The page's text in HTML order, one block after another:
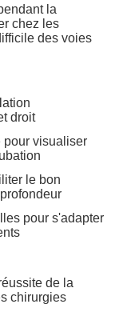
la
chez les
des voies
droit
pour visualiser
le bon
pour s'adapter
de la
chirurgies